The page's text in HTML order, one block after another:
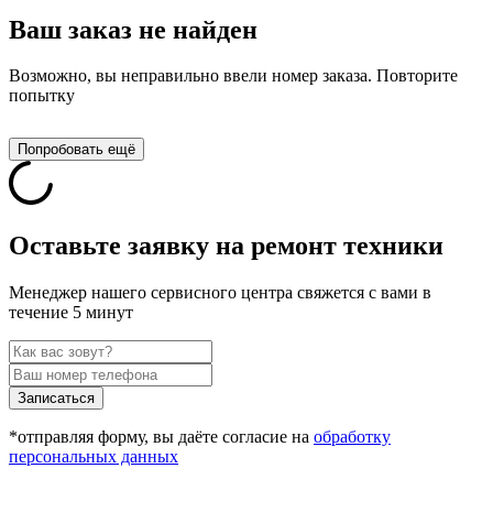
Ваш заказ не найден
Возможно, вы неправильно ввели номер заказа. Повторите
попытку
Попробовать ещё
Оставьте заявку на ремонт техники
Менеджер нашего сервисного центра свяжется с вами в
течение 5 минут
Записаться
*отправляя форму, вы даёте согласие на обработку
персональных данных